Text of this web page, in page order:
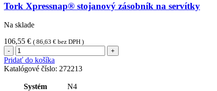
Tork Xpressnap® stojanový zásobník na servítky
Na sklade
106,55 € ( 86,63 € bez DPH )
množstvo
Tork
Xpressnap®
stojanový
zásobník
Pridať do košíka
Katalógové číslo: 272213
Systém N4